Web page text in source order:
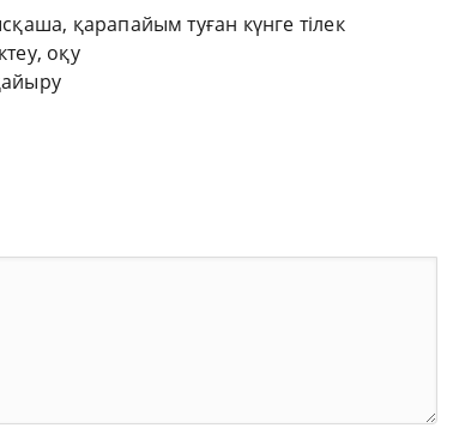
қарапайым туған күнге тілек
оқу